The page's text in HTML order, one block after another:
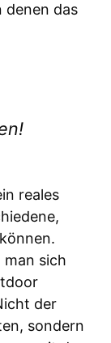
denen das
reales
man sich
der
sondern